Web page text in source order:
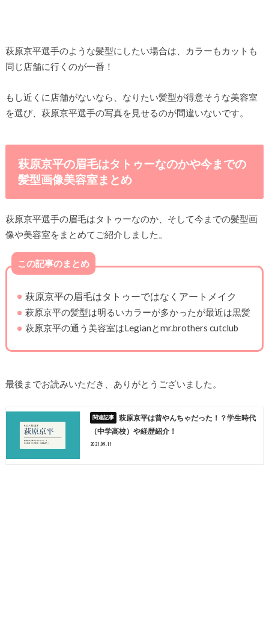
萩原京平選手のような髪型にしたい場合は、カラーもカットも
同じ店舗に行くのが一番！
もし近くに店舗がないなら、なりたい髪型が得意そうな美容室
を選び、萩原京平選手の写真を見せるのが間違いないです。
萩原京平の眉毛はタトゥーなのかや今までの
髪型画像美容室まとめ
萩原京平選手の眉毛はタトゥーなのか、そして今までの髪型画
像や美容室をまとめてご紹介しました。
この記事のまとめ
萩原京平の眉毛はタトゥーではなくアートメイク
萩原京平の髪型は明るいカラーが多かったが最近は黒髪
萩原京平の通う美容室はLegianとmr.brothers cutclub
最後までお読みいただき、ありがとうございました。
萩原京平は昔やんちゃだった！？学生時代
（中学高校）や経歴紹介！
2021.09.11